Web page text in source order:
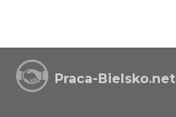
Praca-Bielsko.net